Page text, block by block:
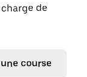
de
course